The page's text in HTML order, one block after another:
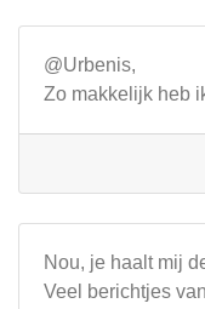
@Urbenis,
Zo makkelijk heb
Nou, je haalt mij
Veel berichtjes